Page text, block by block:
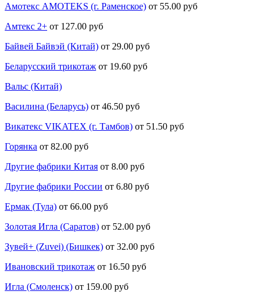
Амотекс AMOTEKS (г. Раменское) от 55.00 руб
Амтекс 2+ от 127.00 руб
Байвей Байвэй (Китай) от 29.00 руб
Беларусский трикотаж от 19.60 руб
Вальс (Китай)
Василина (Беларусь) от 46.50 руб
Викатекс VIKATEX (г. Тамбов) от 51.50 руб
Горянка от 82.00 руб
Другие фабрики Китая от 8.00 руб
Другие фабрики России от 6.80 руб
Ермак (Тула) от 66.00 руб
Золотая Игла (Саратов) от 52.00 руб
Зувей+ (Zuvei) (Бишкек) от 32.00 руб
Ивановский трикотаж от 16.50 руб
Игла (Смоленск) от 159.00 руб